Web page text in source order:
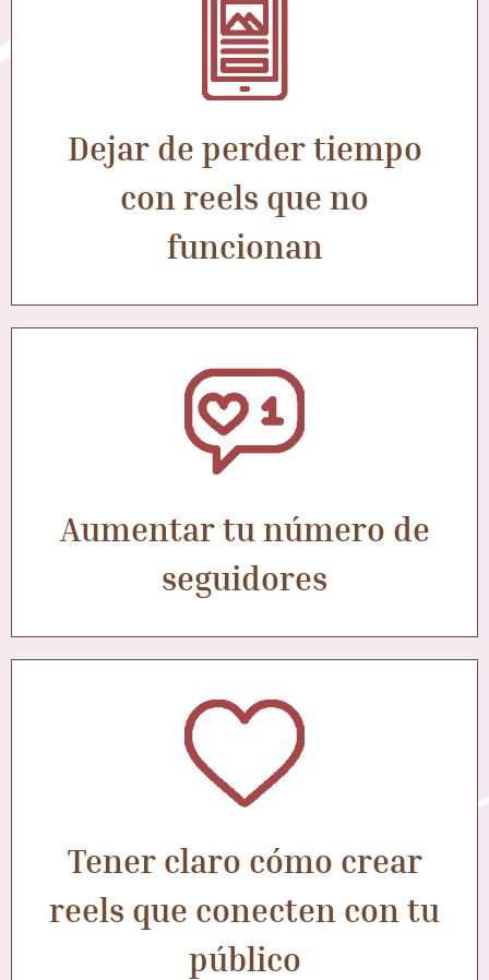
Dejar de perder tiempo
con reels que no
funcionan
Aumentar tu número de
seguidores
Tener claro cómo crear
reels que conecten con tu
público